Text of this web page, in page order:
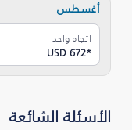
أغسطس
اتجاه واحد
USD 672*
الأسئلة الشائعة